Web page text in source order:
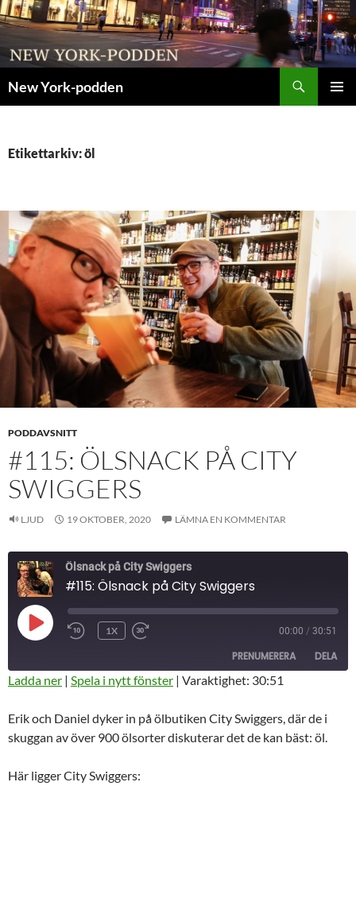
New York-podden
Etikettarkiv: öl
PODDAVSNITT
#115: ÖLSNACK PÅ CITY
SWIGGERS
LJUD 19 OKTOBER, 2020 LÄMNA EN KOMMENTAR
Ölsnack på City Swiggers
#115: Ölsnack på City Swiggers
SPELA
UPP
HOPPA
SEKUNDER
1X
SEKUNDER
00:00 / 30:51
PRENUMERERA DELA
FLÖDE
LÄNK
BÄDDA IN
Ladda ner | Spela i nytt fönster | Varaktighet: 30:51
Erik och Daniel dyker in på ölbutiken City Swiggers, där de i
skuggan av över 900 ölsorter diskuterar det de kan bäst: öl.
Här ligger City Swiggers: